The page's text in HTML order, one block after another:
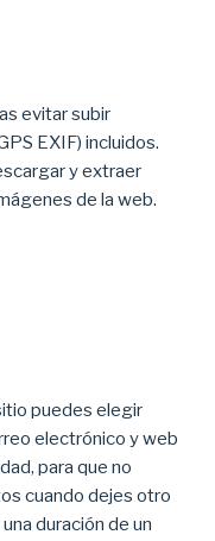
evitar subir
EXIF) incluidos.
y extraer
de la web.
puedes elegir
electrónico y web
para que no
cuando dejes otro
duración de un